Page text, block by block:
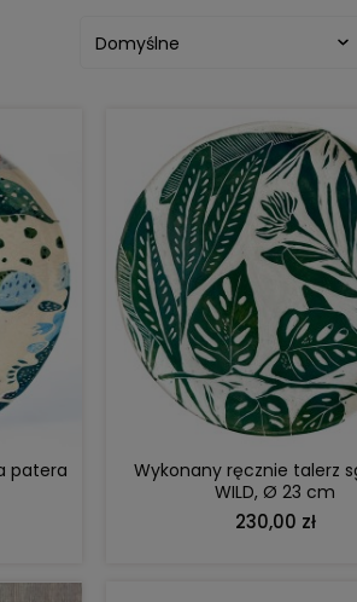
patera
Wykonany ręcznie talerz
WILD, Ø 23 cm
230,00 zł
DO KOSZYKA